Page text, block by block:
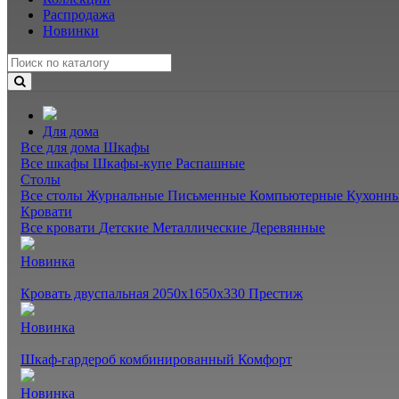
Распродажа
Новинки
Для дома
Все для дома Шкафы
Все шкафы Шкафы-купе Распашные
Столы
Все столы Журнальные Письменные Компьютерные
Кровати
Все кровати Детские Металлические Деревянные
Новинка
Кровать двуспальная 2050х1650х330 Престиж
Новинка
Шкаф-гардероб комбинированный Комфорт
Новинка